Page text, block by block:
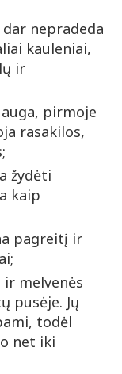
nepradeda
kauleniai,
ir
pirmoje
rasakilos,
žydėti
kaip
pagreitį ir
melvenės
pusėje. Jų
todėl
net iki